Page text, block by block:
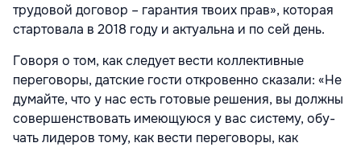
трудовой договор – гарантия твоих прав», которая
стартовала в 2018 году и актуальна и по сей день.
Говоря о том, как следует вести коллек­тивные
переговоры, датские гости откро­венно сказали: «Не
думайте, что у нас есть готовые решения, вы должны
совершенствовать имеющуюся у вас систему, обу­
чать лидеров тому, как вести переговоры, как